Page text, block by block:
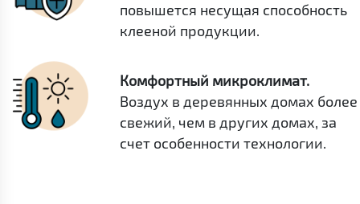
повышется несущая способность
клееной продукции.
Комфортный микроклимат.
Воздух в деревянных домах более
свежий, чем в других домах, за
счет особенности технологии.